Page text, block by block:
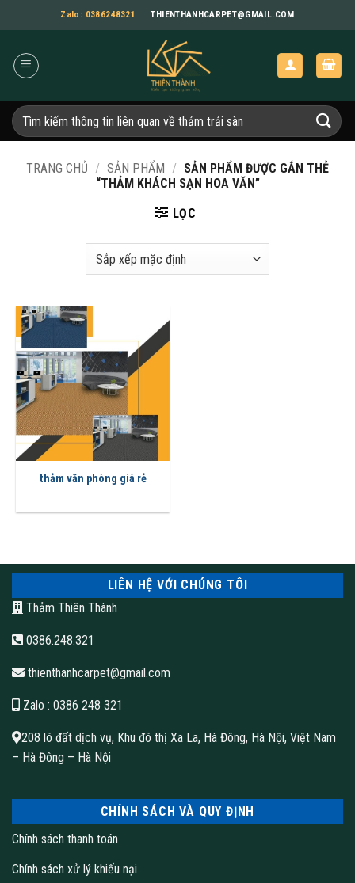
qua
dung
Zalo: 0386248321 THIENTHANHCARPET@GMAIL.COM
Tìm
kiếm:
TRANG CHỦ / SẢN PHẨM / SẢN PHẨM ĐƯỢC GẮN THẺ
“THẢM KHÁCH SẠN HOA VĂN”
LỌC
thảm văn phòng giá rẻ
LIÊN HỆ VỚI CHÚNG TÔI
Thảm Thiên Thành
0386.248.321
thienthanhcarpet@gmail.com
Zalo : 0386 248 321
208 lô đất dịch vụ, Khu đô thị Xa La, Hà Đông, Hà Nội, Việt Nam
– Hà Đông – Hà Nội
CHÍNH SÁCH VÀ QUY ĐỊNH
Chính sách thanh toán
Chính sách xử lý khiếu nại